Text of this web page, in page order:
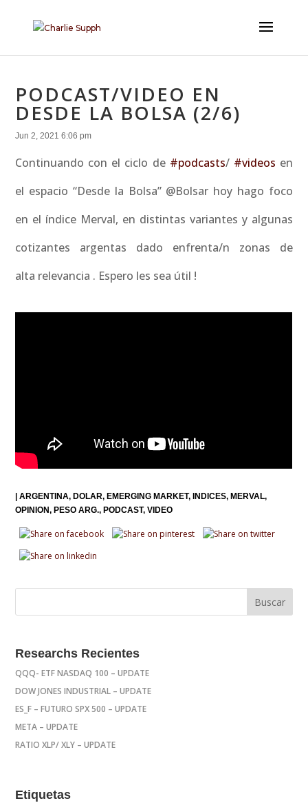
PODCAST/VIDEO EN
DESDE LA BOLSA (2/6)
Jun 2, 2021 6:06 pm
Continuando con el ciclo de #podcasts/ #videos en
el espacio “Desde la Bolsa” @Bolsar hoy hago foco
en el índice Merval, en distintas variantes y algunas
cotizantes argentas dado enfrenta/n zonas de
alta relevancia . Espero les sea útil !
|ARGENTINA DOLAR EMERGING MARKET INDICES MERVAL
OPINION PESO ARG. PODCAST VIDEO
Researchs Recientes
QQQ- ETF NASDAQ 100 – UPDATE
DOW JONES INDUSTRIAL – UPDATE
ES_F – FUTURO SPX 500 – UPDATE
META – UPDATE
RATIO XLP/ XLY – UPDATE
Etiquetas